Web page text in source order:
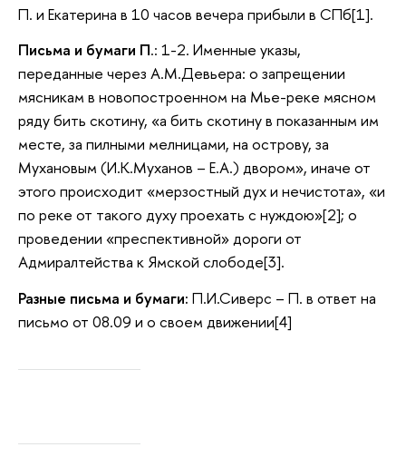
П. и Екатерина в 10 часов вечера прибыли в СПб[1].
Письма и бумаги П.: 1-2. Именные указы,
переданные через А.М.Девьера: о запрещении
мясникам в новопостроенном на Мье-реке мясном
ряду бить скотину, «а бить скотину в показанным им
месте, за пилными мелницами, на острову, за
Мухановым (И.К.Муханов – Е.А.) двором», иначе от
этого происходит «мерзостный дух и нечистота», «и
по реке от такого духу проехать с нуждою»[2]; о
проведении «преспективной» дороги от
Адмиралтейства к Ямской слободе[3].
Разные письма и бумаги: П.И.Сиверс – П. в ответ на
письмо от 08.09 и о своем движении[4]